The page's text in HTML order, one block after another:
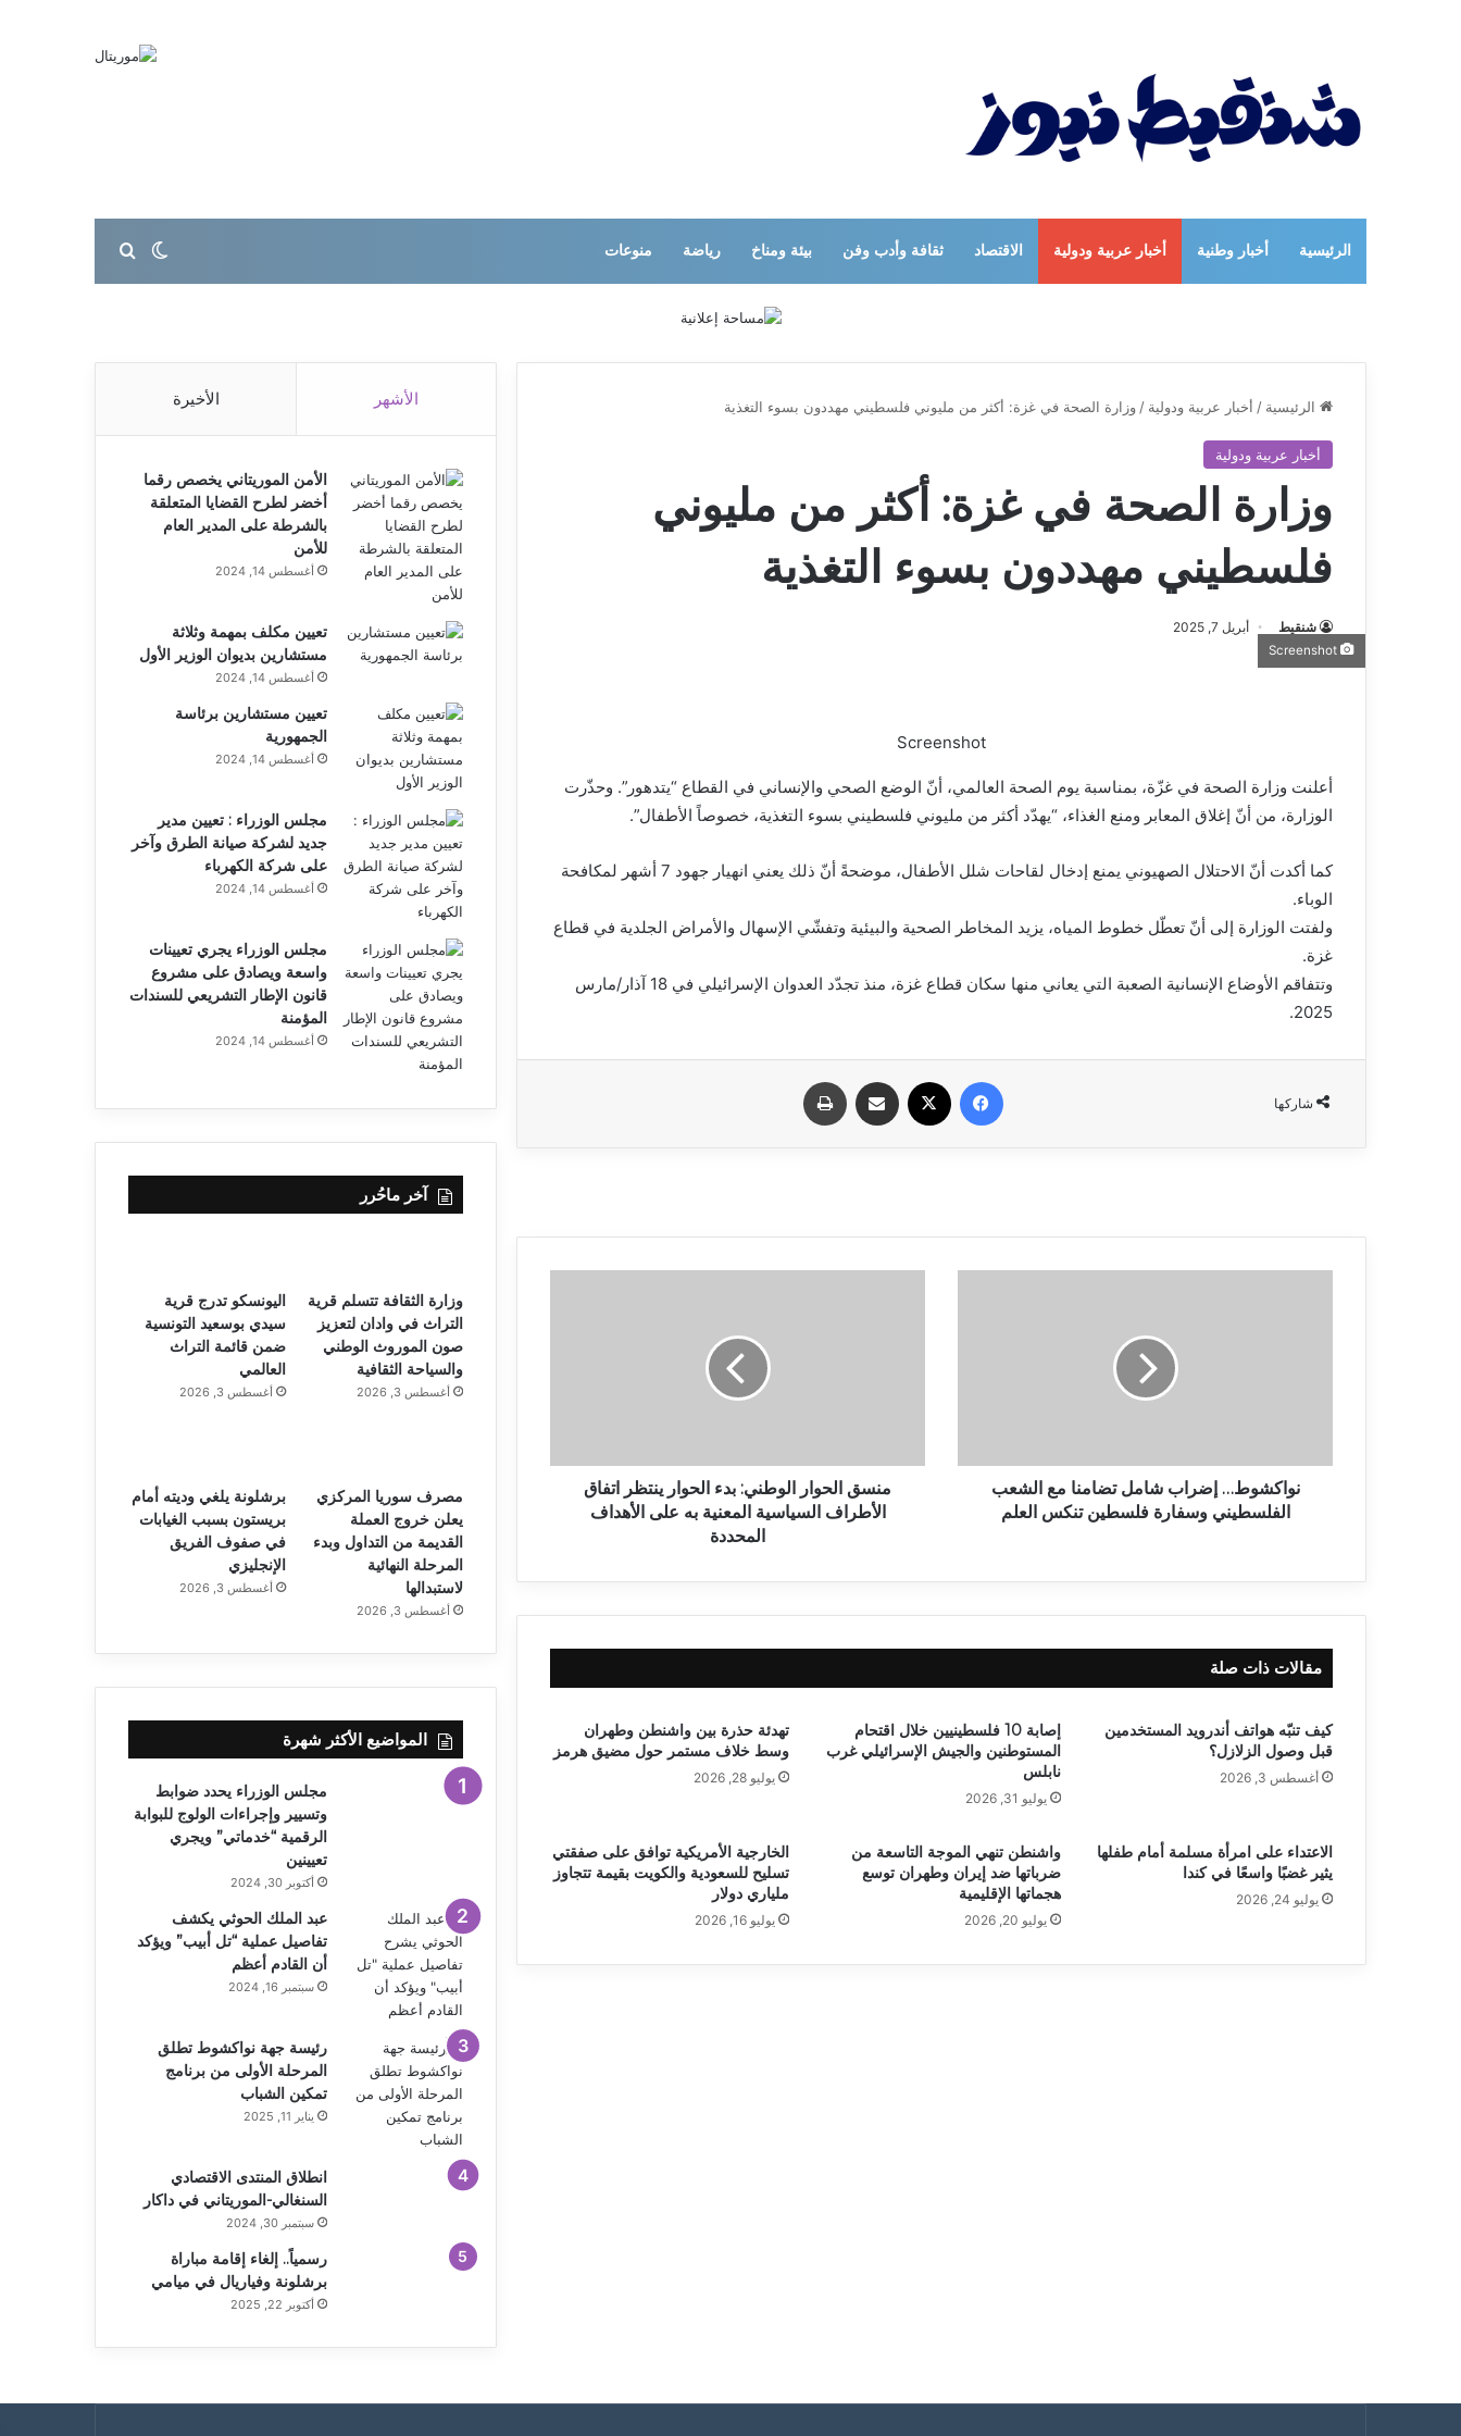
الرئيسية أخبار وطنية أخبار عربية ودولية الاقتصاد ثقافة وأدب وفن بيئة ومناخ رياضة منوعات الوضع المظلم
بحث عن
الرئيسية / أخبار عربية ودولية /وزارة الصحة في غزة: أكثر من مليوني فلسطيني مهددون بسوء التغذية
أخبار عربية ودولية
وزارة الصحة في غزة: أكثر من مليوني
فلسطيني مهددون بسوء التغذية
شنقيط أبريل 7, 2025
Screenshot
أعلنت وزارة الصحة في غزّة، بمناسبة يوم الصحة العالمي، أنّ الوضع الصحي والإنساني في القطاع “يتدهور”. وحذّرت
الوزارة، من أنّ إغلاق المعابر ومنع الغذاء، “يهدّد أكثر من مليوني فلسطيني بسوء التغذية، خصوصاً الأطفال”.
كما أكدت أنّ الاحتلال الصهيوني يمنع إدخال لقاحات شلل الأطفال، موضحةً أنّ ذلك يعني انهيار جهود 7 أشهر لمكافحة
الوباء.
ولفتت الوزارة إلى أنّ تعطّل خطوط المياه، يزيد المخاطر الصحية والبيئية وتفشّي الإسهال والأمراض الجلدية في قطاع
غزة.
وتتفاقم الأوضاع الإنسانية الصعبة التي يعاني منها سكان قطاع غزة، منذ تجدّد العدوان الإسرائيلي في 18 آذار/مارس
2025.
شاركها
فيسبوك مشاركة عبر البريد
نواكشوط… إضراب شامل تضامنا مع الشعب
الفلسطيني وسفارة فلسطين تنكس العلم
منسق الحوار الوطني: بدء الحوار ينتظر اتفاق
الأطراف السياسية المعنية به على الأهداف
المحددة
مقالات ذات صلة
كيف تنبّه هواتف أندرويد المستخدمين
قبل وصول الزلازل؟
أغسطس 3, 2026
إصابة 10 فلسطينيين خلال اقتحام
المستوطنين والجيش الإسرائيلي غرب
نابلس
يوليو 31, 2026
تهدئة حذرة بين واشنطن وطهران
وسط خلاف مستمر حول مضيق هرمز
يوليو 28, 2026
الاعتداء على امرأة مسلمة أمام طفلها
يثير غضبًا واسعًا في كندا
يوليو 24, 2026
واشنطن تنهي الموجة التاسعة من
ضرباتها ضد إيران وطهران توسع
هجماتها الإقليمية
يوليو 20, 2026
الخارجية الأمريكية توافق على صفقتي
تسليح للسعودية والكويت بقيمة تتجاوز
ملياري دولار
يوليو 16, 2026
الأشهر الأخيرة
الأمن الموريتاني يخصص رقما
أخضر لطرح القضايا المتعلقة
بالشرطة على المدير العام
للأمن
أغسطس 14, 2024
تعيين مكلف بمهمة وثلاثة
مستشارين بديوان الوزير الأول
أغسطس 14, 2024
تعيين مستشارين برئاسة
الجمهورية
أغسطس 14, 2024
مجلس الوزراء : تعيين مدير
جديد لشركة صيانة الطرق وآخر
على شركة الكهرباء
أغسطس 14, 2024
مجلس الوزراء يجري تعيينات
واسعة ويصادق على مشروع
قانون الإطار التشريعي للسندات
المؤمنة
أغسطس 14, 2024
آخر ماحُرر
وزارة الثقافة تتسلم قرية
التراث في وادان لتعزيز
صون الموروث الوطني
والسياحة الثقافية
أغسطس 3, 2026
اليونسكو تدرج قرية
سيدي بوسعيد التونسية
ضمن قائمة التراث
العالمي
أغسطس 3, 2026
مصرف سوريا المركزي
يعلن خروج العملة
القديمة من التداول وبدء
المرحلة النهائية
لاستبدالها
أغسطس 3, 2026
برشلونة يلغي وديته أمام
بريستون بسبب الغيابات
في صفوف الفريق
الإنجليزي
أغسطس 3, 2026
المواضيع الأكثر شهرة
مجلس الوزراء يحدد ضوابط
وتسيير وإجراءات الولوج للبوابة
الرقمية “خدماتي” ويجري
تعيينين
أكتوبر 30, 2024
عبد الملك الحوثي يكشف
تفاصيل عملية “تل أبيب” ويؤكد
أن القادم أعظم
سبتمبر 16, 2024
رئيسة جهة نواكشوط تطلق
المرحلة الأولى من برنامج
تمكين الشباب
يناير 11, 2025
انطلاق المنتدى الاقتصادي
السنغالي-الموريتاني في داكار
سبتمبر 30, 2024
رسمياً.. إلغاء إقامة مباراة
برشلونة وفياريال في ميامي
أكتوبر 22, 2025